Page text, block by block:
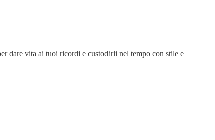
dare vita ai tuoi ricordi e custodirli nel tempo con stile e